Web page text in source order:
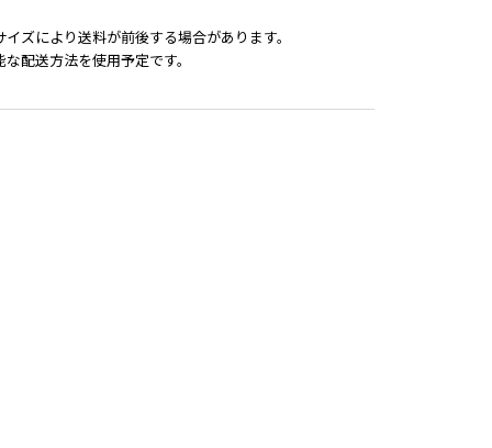
ズにより送料が前後する場合があります。
配送方法を使用予定です。